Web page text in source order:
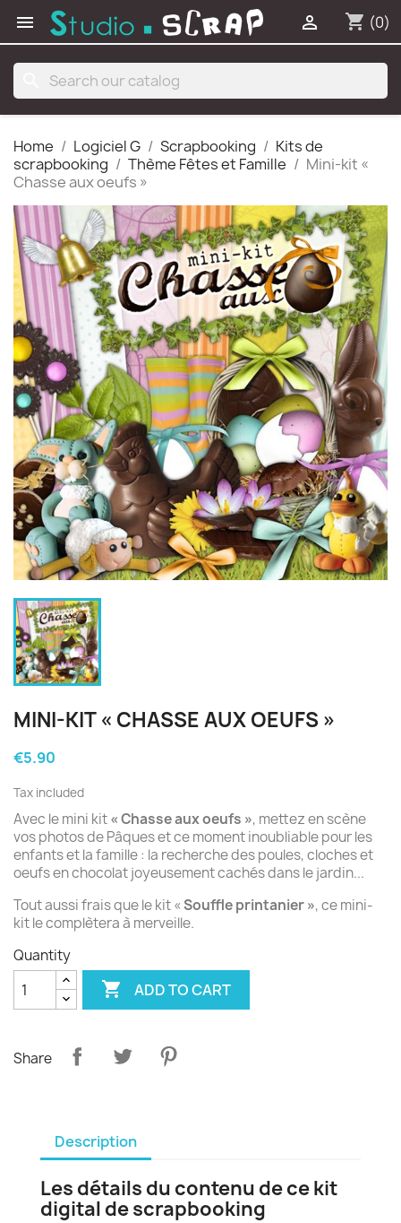
 shopping_cart (0)

Home Logiciel G Scrapbooking
Kits de
scrapbooking
Thème Fêtes et Famille
Mini-kit «
Chasse aux oeufs »
MINI-KIT « CHASSE AUX OEUFS »
€5.90
Tax included
Avec le mini kit« Chasse aux oeufs », mettez en scène
vos photos de Pâques et ce moment inoubliable pour les
enfants et la famille : la recherche des poules, cloches et
oeufs en chocolat joyeusement cachés dans le jardin...
Tout aussi frais que le kit «Souffle printanier », ce mini-
kit le complètera à merveille.
Quantity
 ADD TO CART
Share
Description
Les détails du contenu de ce kit
digital de scrapbooking